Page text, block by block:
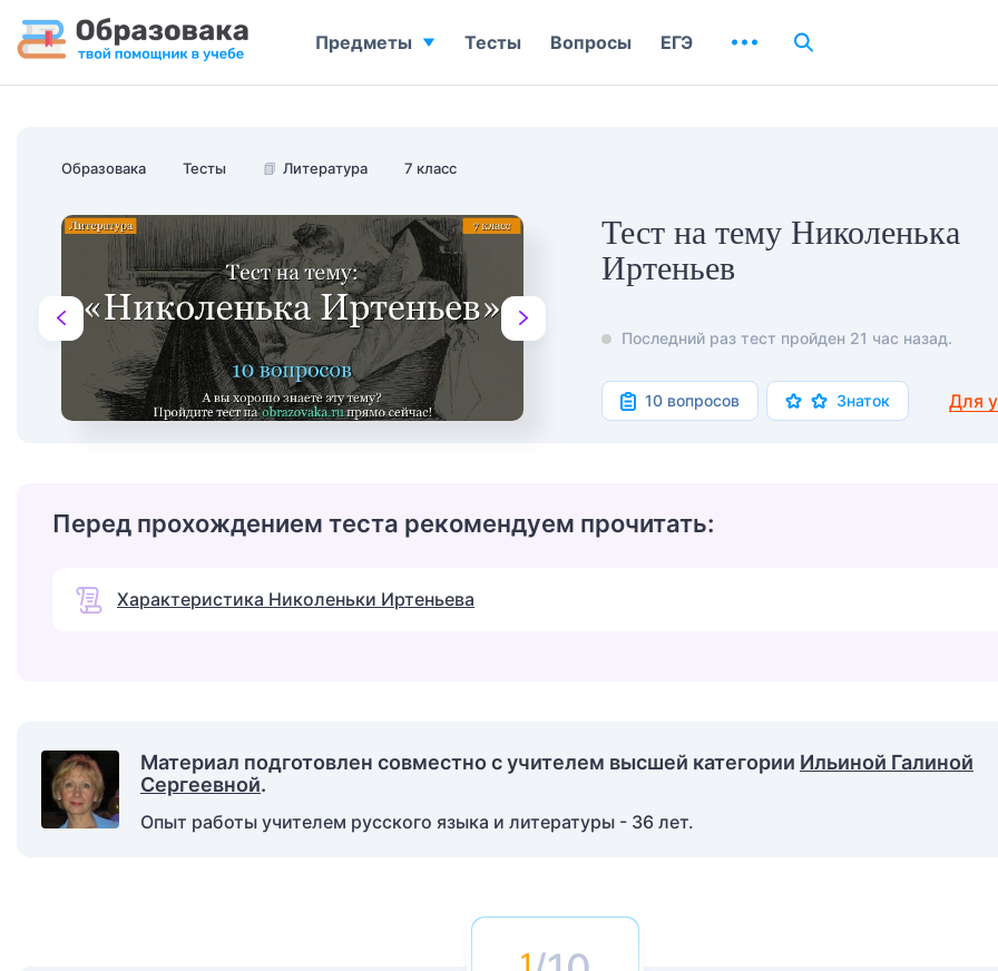
Образовака Тесты 📗 Литература 7 класс
Тест на тему Николенька
Иртеньев
Последний раз тест пройден 21 час назад.
10 вопросов Знаток Для
Перед прохождением теста рекомендуем прочитать:
Характеристика Николеньки Иртеньева
Материал подготовлен совместно с учителем высшей категории Ильиной Галиной
Сергеевной.
Опыт работы учителем русского языка и литературы - 36 лет.
Предметы Тесты Вопросы ЕГЭ